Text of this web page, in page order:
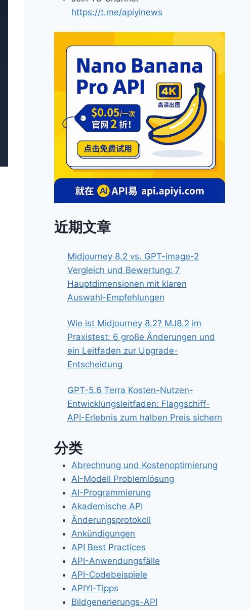
https://t.me/apiyinews
近期文章
Midjourney 8.2 vs. GPT-image-2
Vergleich und Bewertung: 7
Hauptdimensionen mit klaren
Auswahl-Empfehlungen
Wie ist Midjourney 8.2? MJ8.2 im
Praxistest: 6 große Änderungen und
ein Leitfaden zur Upgrade-
Entscheidung
GPT-5.6 Terra Kosten-Nutzen-
Entwicklungsleitfaden: Flaggschiff-
API-Erlebnis zum halben Preis sichern
分类
Abrechnung und Kostenoptimierung
AI-Modell Problemlösung
AI-Programmierung
Akademische API
Änderungsprotokoll
Ankündigungen
API Best Practices
API-Anwendungsfälle
API-Codebeispiele
APIYI-Tipps
Bildgenerierungs-API